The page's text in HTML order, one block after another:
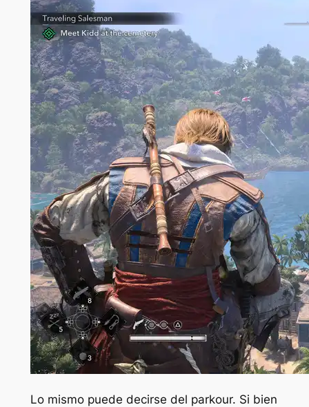
Lo mismo puede decirse del parkour. Si bien